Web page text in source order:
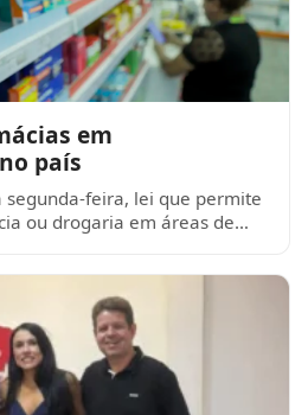
em
país
segunda-feira, lei que permite
ou drogaria em áreas de